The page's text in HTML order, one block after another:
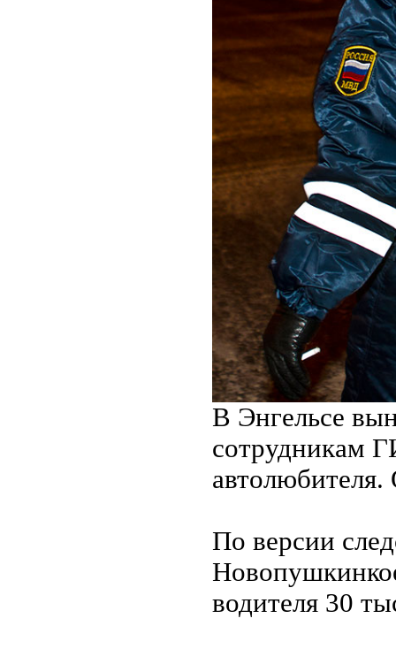
В Энгельсе
сотрудникам
По версии
водителя 30